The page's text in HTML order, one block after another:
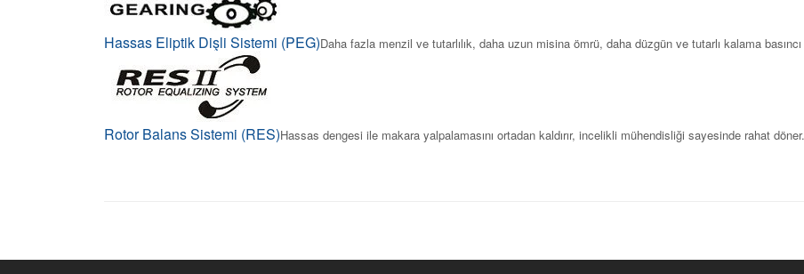
Hassas Eliptik Dişli Sistemi (PEG)Daha fazla menzil ve tutarlılık, daha uzun misina ömrü, daha düzgün ve tutarlı kalama
Rotor Balans Sistemi (RES)Hassas dengesi ile makara yalpalamasını ortadan kaldırır, incelikli mühendisliği sayesinde rahat döner.